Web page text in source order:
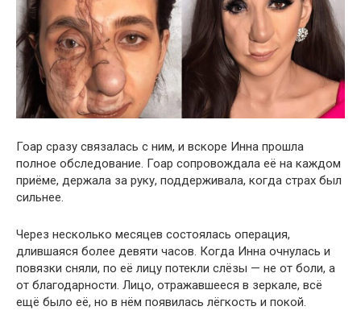
Гоар сразу связалась с ним, и вскоре Инна прошла
полное обследование. Гоар сопровождала её на каждом
приёме, держала за руку, поддерживала, когда страх был
сильнее.
Через несколько месяцев состоялась операция,
длившаяся более девяти часов. Когда Инна очнулась и
повязки сняли, по её лицу потекли слёзы — не от боли, а
от благодарности. Лицо, отражавшееся в зеркале, всё
ещё было её, но в нём появилась лёгкость и покой.